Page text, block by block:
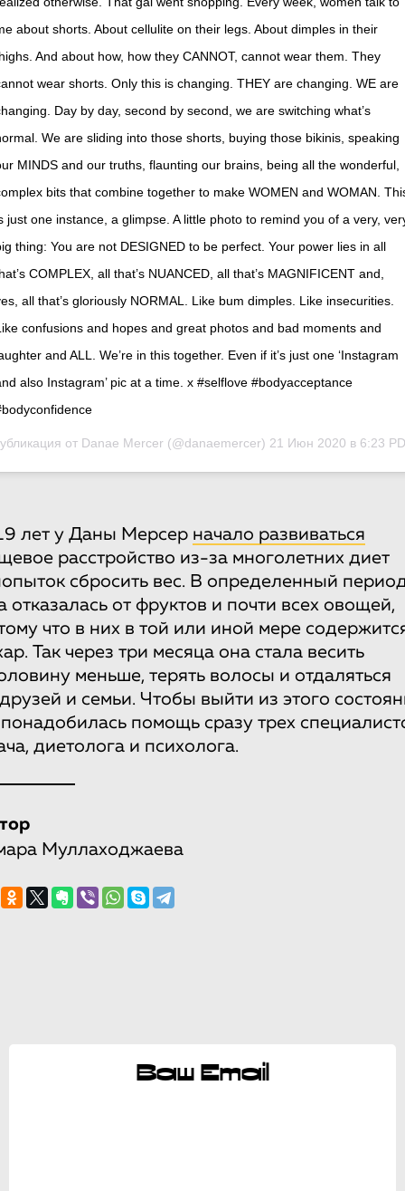
about shorts. About cellulite on their legs. About dimples in their
And about how, how they CANNOT, cannot wear them. They
wear shorts. Only this is changing. THEY are changing. WE are
Day by day, second by second, we are switching what’s
We are sliding into those shorts, buying those bikinis, speaking
MINDS and our truths, flaunting our brains, being all the wonderful,
bits that combine together to make WOMEN and WOMAN.
just one instance, a glimpse. A little photo to remind you of a very,
thing: You are not DESIGNED to be perfect. Your power lies in all
COMPLEX, all that’s NUANCED, all that’s MAGNIFICENT and,
all that’s gloriously NORMAL. Like bum dimples. Like insecurities.
confusions and hopes and great photos and bad moments and
and ALL. We’re in this together. Even if it’s just one ‘Instagram
also Instagram’ pic at a time. x #selflove #bodyacceptance
от Danae Mercer (@danaemercer) 21 Июн 2020 в 6:23
лет у Даны Мерсер начало развиваться
расстройство из-за многолетних диет
сбросить вес. В определенный
отказалась от фруктов и почти всех овощей,
что в них в той или иной мере
Так через три месяца она стала весить
меньше, терять волосы и отдаляться
и семьи. Чтобы выйти из этого
помощь сразу трех
диетолога и психолога.
Муллаходжаева
Ваш Email